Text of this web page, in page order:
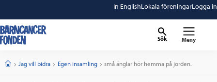
In EnglishLokala föreningarLogga in
Sök Meny
StartJag vill bidra Egen insamling Current:
små änglar hör hemma på jorden.